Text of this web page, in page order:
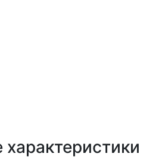
характеристики